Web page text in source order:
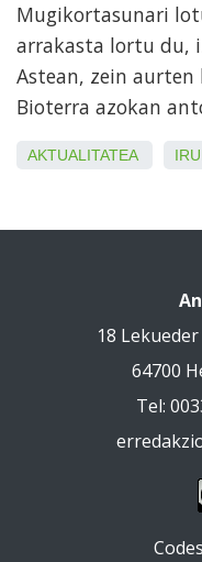
Mugikortasunari
arrakasta lortu du,
Astean, zein
Bioterra azokan
AKTUALITATEA
18
64700
Tel: